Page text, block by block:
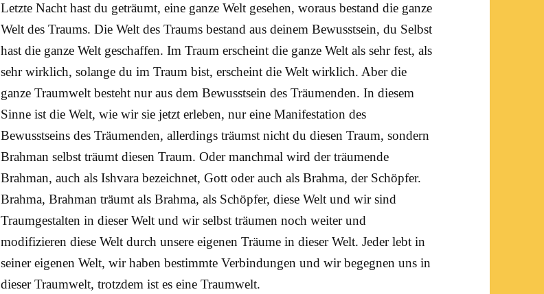
Letzte Nacht hast du geträumt, eine ganze Welt gesehen, woraus bestand die ganze
Welt des Traums. Die Welt des Traums bestand aus deinemBewusstsein, du Selbst
hast die ganze Welt geschaffen. Im Traum erscheint die ganze Welt als sehr fest, als
sehr wirklich, solange du im Traum bist, erscheint die Welt wirklich. Aber die
ganze Traumwelt besteht nur aus dem Bewusstsein des Träumenden. In diesem
Sinne ist die Welt, wie wir sie jetzt erleben, nur eine Manifestation des
Bewusstseins des Träumenden, allerdings träumst nicht du diesenTraum, sondern
Brahman selbst träumt diesen Traum. Oder manchmal wird der träumende
Brahman, auch alsIshvara bezeichnet, Gott oder auch als Brahma, der Schöpfer.
Brahma, Brahman träumt als Brahma, als Schöpfer, diese Welt und wir sind
Traumgestalten in dieser Welt und wir selbst träumen noch weiter und
modifizieren diese Welt durch unsere eigenen Träume in dieser Welt. Jeder lebt in
seiner eigenen Welt, wir haben bestimmte Verbindungen und wir begegnen uns in
dieser Traumwelt, trotzdem ist es eine Traumwelt.